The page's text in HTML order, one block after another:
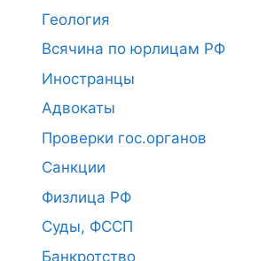
Геология
Всячина по юрлицам РФ
Иностранцы
Адвокаты
Проверки гос.органов
Санкции
Физлица РФ
Суды, ФССП
Банкротство